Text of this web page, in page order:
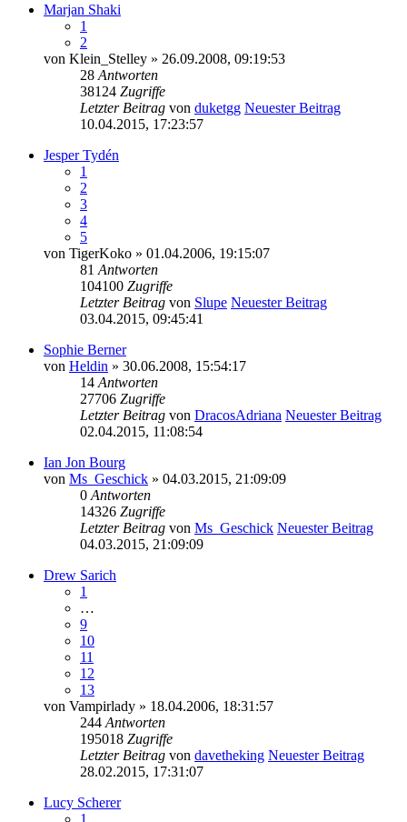
Marjan Shaki
1
2
von Klein_Stelley » 26.09.2008, 09:19:53
28 Antworten
38124 Zugriffe
Letzter Beitrag von duketgg Neuester Beitrag
10.04.2015, 17:23:57
Jesper Tydén
1
2
3
4
5
von TigerKoko » 01.04.2006, 19:15:07
81 Antworten
104100 Zugriffe
Letzter Beitrag von Slupe Neuester Beitrag
03.04.2015, 09:45:41
Sophie Berner
von Heldin » 30.06.2008, 15:54:17
14 Antworten
27706 Zugriffe
Letzter Beitrag von DracosAdriana Neuester Beitrag
02.04.2015, 11:08:54
Ian Jon Bourg
von Ms_Geschick » 04.03.2015, 21:09:09
0 Antworten
14326 Zugriffe
Letzter Beitrag von Ms_Geschick Neuester Beitrag
04.03.2015, 21:09:09
Drew Sarich
1
…
9
10
11
12
13
von Vampirlady » 18.04.2006, 18:31:57
244 Antworten
195018 Zugriffe
Letzter Beitrag von davetheking Neuester Beitrag
28.02.2015, 17:31:07
Lucy Scherer
1